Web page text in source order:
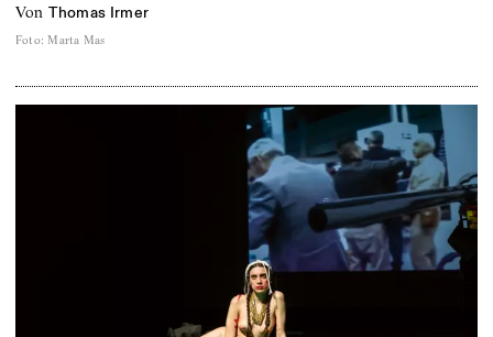
von Thomas Irmer
Foto: Marta Mas